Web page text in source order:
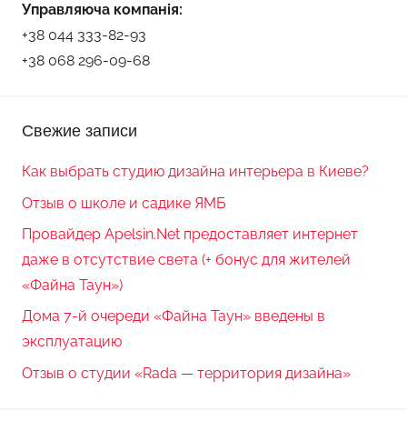
Управляюча компанія:
+38 044 333-82-93
+38 068 296-09-68
Свежие записи
Как выбрать студию дизайна интерьера в Киеве?
Отзыв о школе и садике ЯМБ
Провайдер Apelsin.Net предоставляет интернет
даже в отсутствие света (+ бонус для жителей
«Файна Таун»)
Дома 7-й очереди «Файна Таун» введены в
эксплуатацию
Отзыв о студии «Rada — территория дизайна»